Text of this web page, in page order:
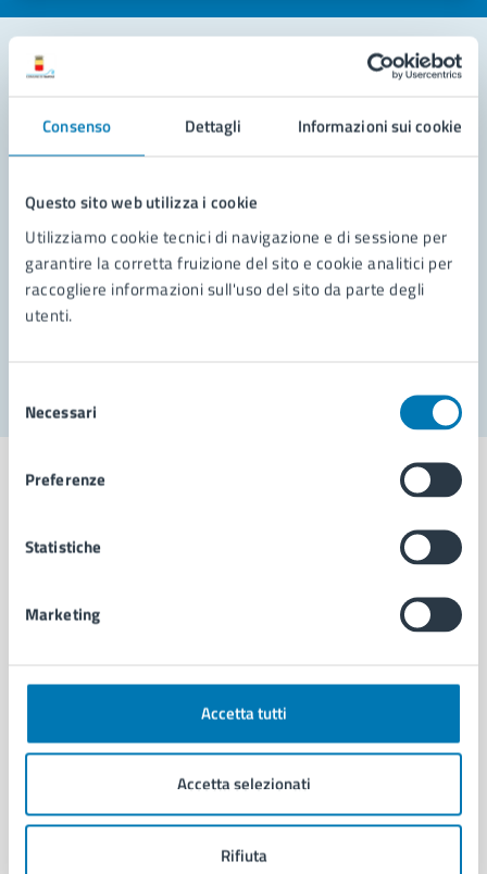
Consenso Dettagli Informazioni sui cookie
Questo sito web utilizza i cookie
Utilizziamo cookie tecnici di navigazione e di sessione per
garantire la corretta fruizione del sito e cookie analitici per
raccogliere informazioni sull'uso del sito da parte degli
utenti.
delNecessari
Preferenze
Statistiche
Marketing
Accetta tutti
Accetta selezionati
Rifiuta
Leggi le domande frequenti
Richiedi assistenza
Prenota appuntamento
Problemi in città
Comune di Napoli
AMMINISTRAZIONE
Organi di governo
Enti e fondazioni
Personale amministrativo
Intranet, posta aziendale e protocollo